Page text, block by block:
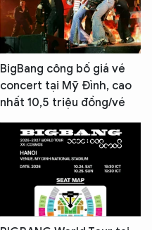
BigBang công bố giá vé
concert tại Mỹ Đình, cao
nhất 10,5 triệu đồng/vé